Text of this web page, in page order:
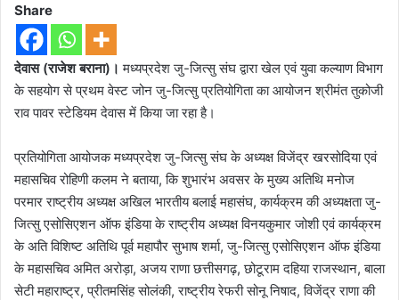
Share
देवास (राजेश बराना)। मध्यप्रदेश जु-जित्सु संघ द्वारा खेल एवं युवा कल्याण विभाग
के सहयोग से प्रथम वेस्ट जोन जु-जित्सु प्रतियोगिता का आयोजन श्रीमंत तुकोजी
राव पावर स्टेडियम देवास में किया जा रहा है।
प्रतियोगिता आयोजक मध्यप्रदेश जु-जित्सु संघ के अध्यक्ष विजेंद्र खरसोदिया एवं
महासचिव रोहिणी कलम ने बताया, कि शुभारंभ अवसर के मुख्य अतिथि मनोज
परमार राष्ट्रीय अध्यक्ष अखिल भारतीय बलाई महासंघ, कार्यक्रम की अध्यक्षता जु-
जित्सु एसोसिएशन ऑफ इंडिया के राष्ट्रीय अध्यक्ष विनयकुमार जोशी एवं कार्यक्रम
के अति विशिष्ट अतिथि पूर्व महापौर सुभाष शर्मा, जु-जित्सु एसोसिएशन ऑफ इंडिया
के महासचिव अमित अरोड़ा, अजय राणा छत्तीसगढ़, छोटूराम दहिया राजस्थान, बाला
सेटी महाराष्ट्र, प्रीतमसिंह सोलंकी, राष्ट्रीय रेफरी सोनू निषाद, विजेंद्र राणा की